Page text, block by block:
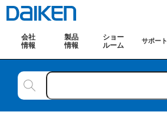
会社
情報
製品
情報
ショー
ルーム
サポート